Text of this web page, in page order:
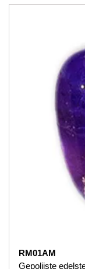
RM01AM
Gepolijste